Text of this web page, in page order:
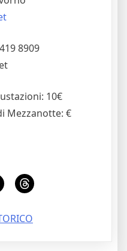
8909
10€
Mezzanotte: €